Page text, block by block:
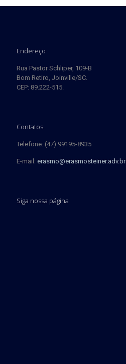
Endereço
Rua Pastor Schliper, 109-B
Bom Retiro, Joinville/SC.
CEP: 89.222-515.
Contatos
Telefone: (47) 99195-8935
E-mail: erasmo@erasmosteiner.adv.br
Siga nossa página